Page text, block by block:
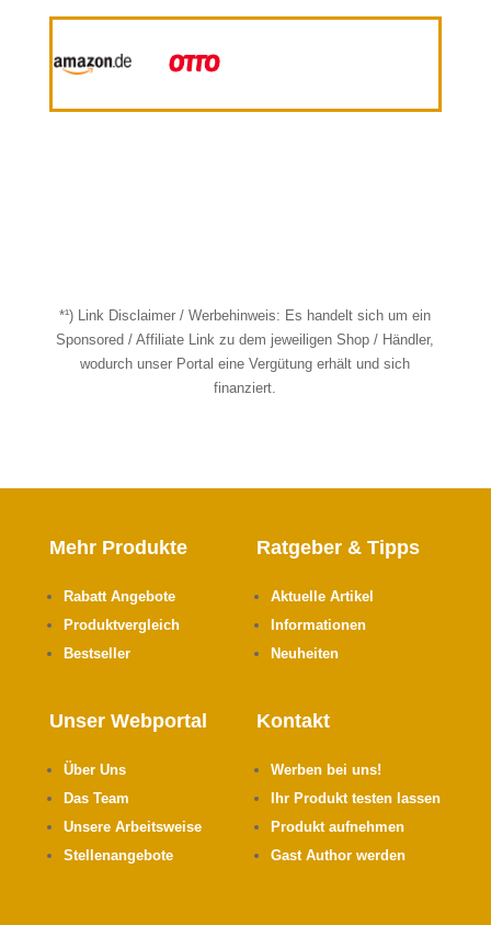
*¹) Link Disclaimer / Werbehinweis: Es handelt sich um ein
Sponsored / Affiliate Link zu dem jeweiligen Shop / Händler,
wodurch unser Portal eine Vergütung erhält und sich
finanziert.
Mehr Produkte
Rabatt Angebote
Produktvergleich
Bestseller
Ratgeber & Tipps
Aktuelle Artikel
Informationen
Neuheiten
Unser Webportal
Über Uns
Das Team
Unsere Arbeitsweise
Stellenangebote
Kontakt
Werben bei uns!
Ihr Produkt testen lassen
Produkt aufnehmen
Gast Author werden